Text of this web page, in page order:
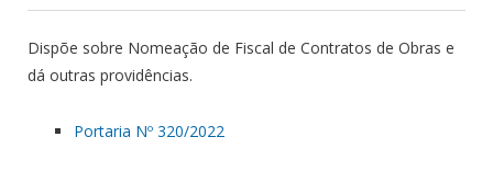
Dispõe sobre Nomeação de Fiscal de Contratos de Obras e
dá outras providências.
Portaria Nº 320/2022